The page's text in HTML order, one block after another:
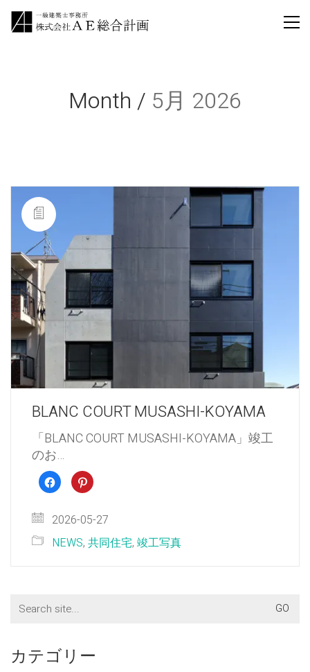
Month / 5月 2026
BLANC COURT MUSASHI-KOYAMA
「BLANC COURT MUSASHI-KOYAMA」竣工
のお…
Facebook
で
す
る
は
ク
だ
さ
い
ウ
ィ
ク
リ
し
て
で
共
ま
2026-05-27
NEWS, 共同住宅, 竣工写真
Search
for:
カテゴリー